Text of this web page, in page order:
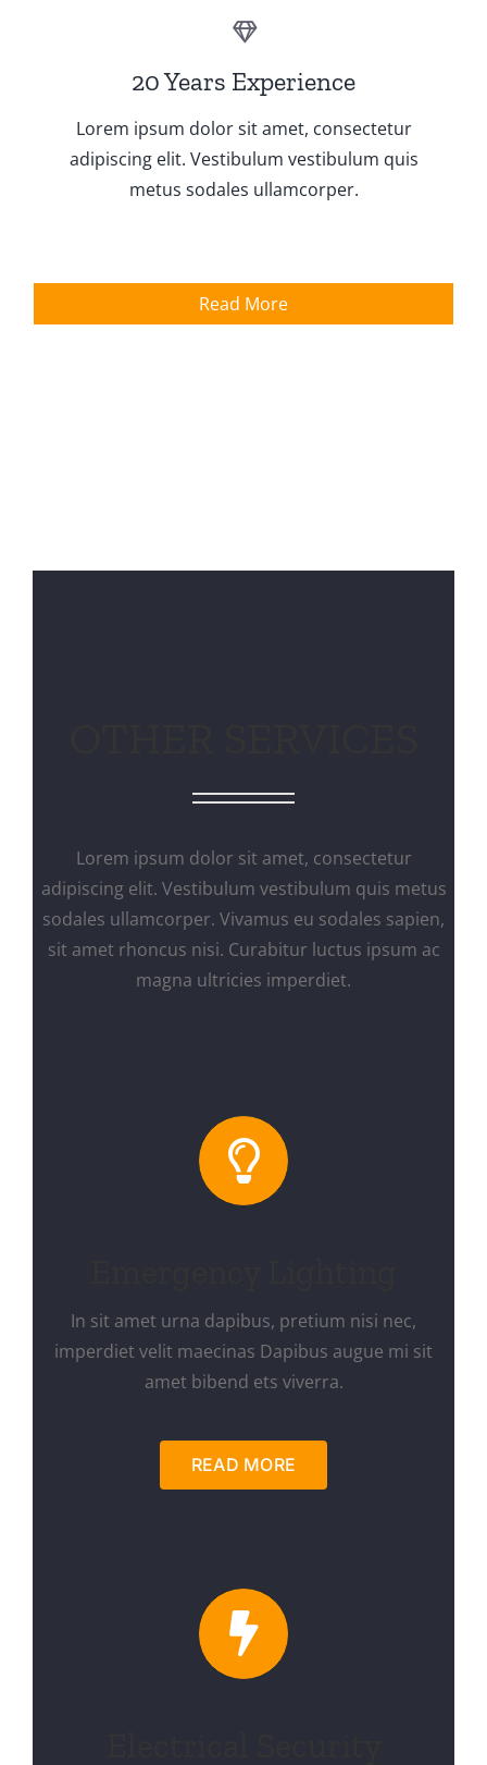
20 Years Experience
Lorem ipsum dolor sit amet, consectetur
adipiscing elit. Vestibulum vestibulum quis
metus sodales ullamcorper.
Read More
Lorem ipsum dolor sit amet, consectetur
adipiscing elit. Vestibulum vestibulum quis metus
sodales ullamcorper. Vivamus eu sodales sapien,
sit amet rhoncus nisi. Curabitur luctus ipsum ac
magna ultricies imperdiet.
In sit amet urna dapibus, pretium nisi nec,
imperdiet velit maecinas Dapibus augue mi sit
amet bibend ets viverra.
READ MORE